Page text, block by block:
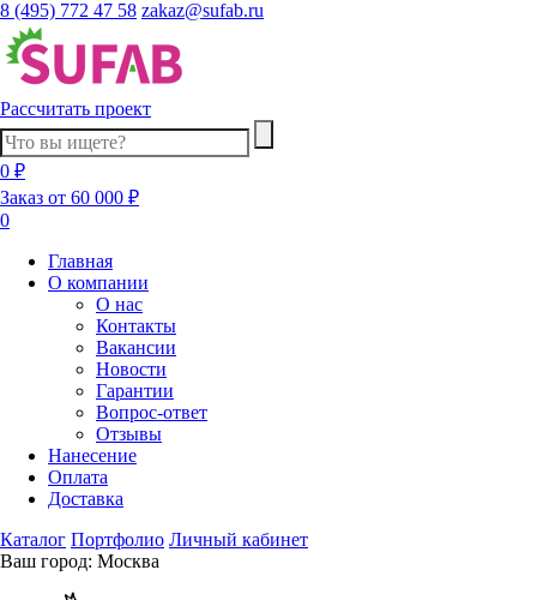
8 (495) 772 47 58 zakaz@sufab.ru
Рассчитать проект
0 ₽
Заказ от 60 000 ₽
0
Главная
О компании
О нас
Контакты
Вакансии
Новости
Гарантии
Вопрос-ответ
Отзывы
Нанесение
Оплата
Доставка
Каталог Портфолио Личный кабинет
Ваш город: Москва